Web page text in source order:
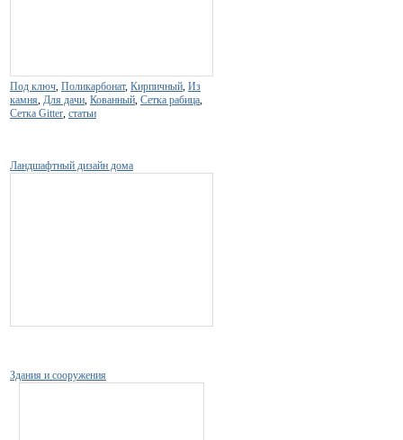
Под ключ, Поликарбонат, Кирпичный, Из
камня, Для дачи, Кованный, Сетка рабица,
Сетка Gitter, статьи
Ландшафтный дизайн дома
Здания и сооружения